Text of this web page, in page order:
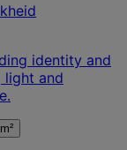
identity and
light and